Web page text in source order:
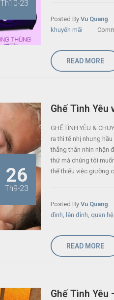
Th10-23
Posted By Vu Quang
khuyến mãi
READ MORE
26
Th9-23
Ghế Tình Yêu
GHẾ TÌNH YÊU &
ra thì tế nhị nhưng
thẳng thắn nhìn nhận
thứ mà chúng tôi
thể thiếu việc giường
Posted By Vu Quang
đình, lên đỉnh, quan
READ MORE
Ghế Tình Yêu